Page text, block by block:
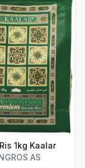
1kg Kaalar
AS